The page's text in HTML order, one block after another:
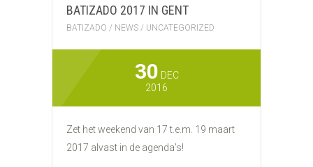
BATIZADO 2017 IN GENT
BATIZADO / NEWS / UNCATEGORIZED
30 DEC
2016
Zet het weekend van 17 t.e.m. 19 maart
2017 alvast in de agenda’s!